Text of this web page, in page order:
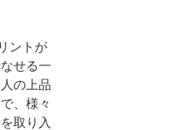
ントが
せる一
の上品
、様々
取り入